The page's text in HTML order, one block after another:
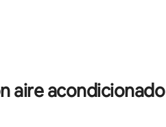
5.0 de 5, 15 reseñas
aire acondicionado